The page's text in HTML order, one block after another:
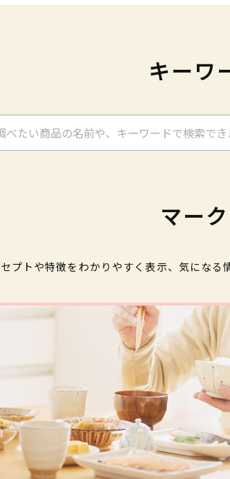
キーワ
マー
プトや特徴をわかりやすく表示、気にな